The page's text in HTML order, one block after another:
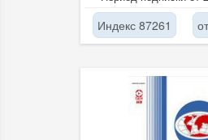
Индекс 87261